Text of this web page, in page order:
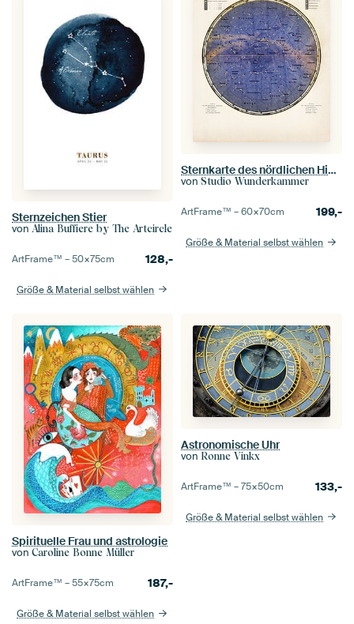
Sternzeichen Stier
von Alina Buffiere by The Artcircle
ArtFrame™ –50×75cm 128,-
Größe & Material selbst wählen
Sternkarte des nördlichen Himmels mit Text
von Studio Wunderkammer
ArtFrame™ –60×70cm 199,-
Größe & Material selbst wählen
Spirituelle Frau und astrologie
von Caroline Bonne Müller
ArtFrame™ –55×75cm 187,-
Größe & Material selbst wählen
Astronomische Uhr
von Ronne Vinkx
ArtFrame™ –75×50cm 133,-
Größe & Material selbst wählen